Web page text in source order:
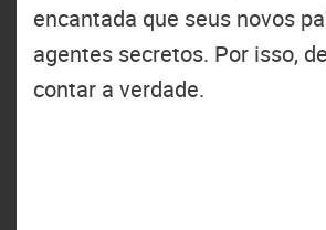
encantada que seus novos
agentes secretos. Por isso,
contar a verdade.